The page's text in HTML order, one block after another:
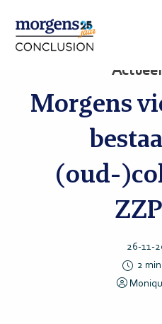
Actueel
Morgens
(oud-
26-11-
2